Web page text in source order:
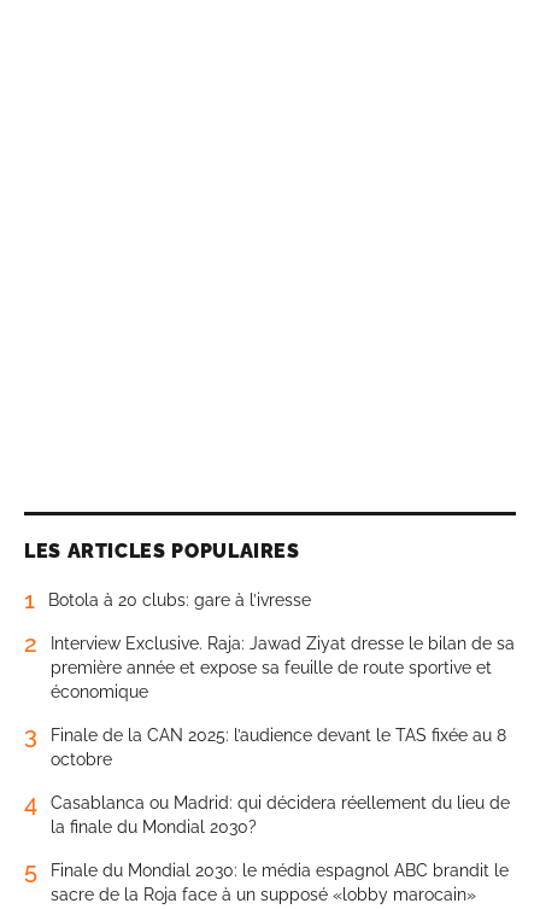
LES ARTICLES POPULAIRES
1 Botola à 20 clubs: gare à l’ivresse
2
Interview Exclusive. Raja: Jawad Ziyat dresse le bilan de sa
première année et expose sa feuille de route sportive et
économique
3
Finale de la CAN 2025: l’audience devant le TAS fixée au 8
octobre
4
Casablanca ou Madrid: qui décidera réellement du lieu de
la finale du Mondial 2030?
5
Finale du Mondial 2030: le média espagnol ABC brandit le
sacre de la Roja face à un supposé «lobby marocain»